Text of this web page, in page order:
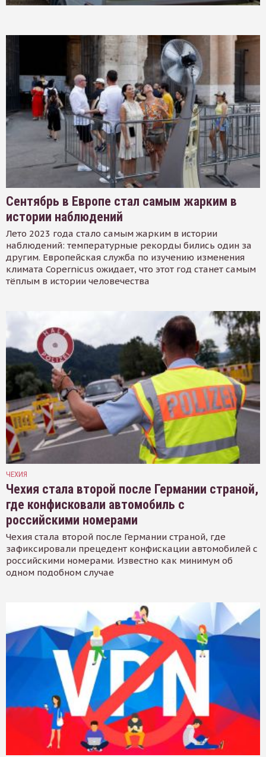
Сентябрь в Европе стал самым жарким в
истории наблюдений
Лето 2023 года стало самым жарким в истории
наблюдений: температурные рекорды бились один за
другим. Европейская служба по изучению изменения
климата Copernicus ожидает, что этот год станет самым
тёплым в истории человечества
ЧЕХИЯ
Чехия стала второй после Германии страной,
где конфисковали автомобиль с
российскими номерами
Чехия стала второй после Германии страной, где
зафиксировали прецедент конфискации автомобилей с
российскими номерами. Известно как минимум об
одном подобном случае